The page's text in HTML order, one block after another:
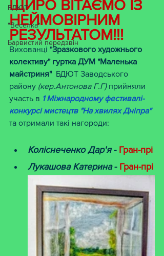
БДЮТ
"Веселка"
Барвистий передзвін
ЩИРО ВІТАЄМО ІЗ
НЕЙМОВІРНИМ
РЕЗУЛЬТАТОМ!!!
Вихованці "Зразкового художнього
колективу" гуртка ДУМ "Маленька
майстриня" БДЮТ Заводського
району (кер.Антонова Г.Г) прийняли
участь в 1 Міжнародному фестивалі-
конкурсі мистецтв "На хвилях Дніпра"
та отримали такі нагороди:
Коліснеченко Дар'я - Гран-прі
Лукашова Катерина - Гран-прі